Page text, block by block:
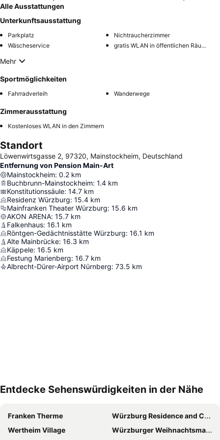
Alle Ausstattungen
Unterkunftsausstattung
Parkplatz
Nichtraucherzimmer
Wäscheservice
gratis WLAN in öffentlichen Räumen
Mehr
Sportmöglichkeiten
Fahrradverleih Wanderwege
Zimmerausstattung
Kostenloses WLAN in den Zimmern
Standort
Löwenwirtsgasse 2, 97320, Mainstockheim, Deutschland
Entfernung von Pension Main-Art
Mainstockheim: 0.2 km
Buchbrunn-Mainstockheim: 1.4 km
Konstitutionssäule: 14.7 km
Residenz Würzburg: 15.4 km
Mainfranken Theater Würzburg: 15.6 km
AKON ARENA: 15.7 km
Falkenhaus: 16.1 km
Röntgen-Gedächtnisstätte Würzburg: 16.1 km
Alte Mainbrücke: 16.3 km
Käppele: 16.5 km
Festung Marienberg: 16.7 km
Albrecht-Dürer-Airport Nürnberg: 73.5 km
Entdecke Sehenswürdigkeiten in der Nähe
Franken Therme
Würzburg Residence and Court Garden
Wertheim Village
Würzburger Weihnachtsmarkt